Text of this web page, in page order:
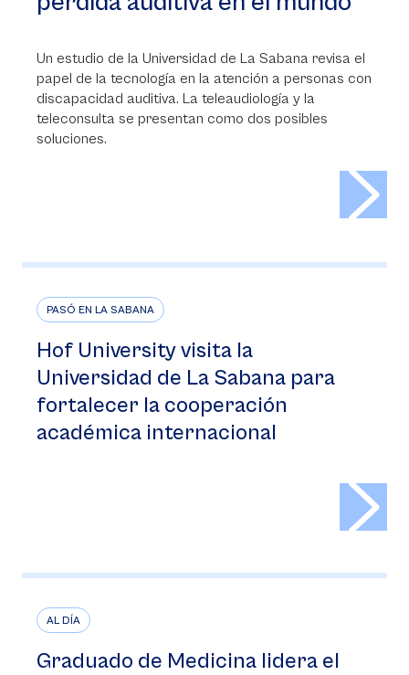
Un estudio de la Universidad de La Sabana revisa el
papel de la tecnología en la atención a personas con
discapacidad auditiva. La teleaudiología y la
teleconsulta se presentan como dos posibles
soluciones.
PASÓ EN LA SABANA
Hof University visita la
Universidad de La Sabana para
fortalecer la cooperación
académica internacional
AL DÍA
Graduado de Medicina lidera el